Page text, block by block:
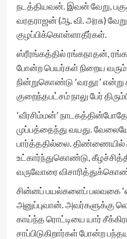
நடத்தியவன். இவன் வேறு,
வரதராஜன் (ஆ. வி. அரசு)
குழப்பிக்கொள்ளாதீர்கள்.
ஸ்ரீரங்கத்தில் ரங்கநாதன்,
போன்ற பெயர்கள் நிறைய
நின்றுகொண்டு ‘வரதூ’ என்று
குறைந்தபட்சம் நாலு பேர்
‘வீரசிம்மன்’
முப்பத்தைந்து வயது.
பார்த்ததில்லை. திண்ணையில்
உட்கார்ந்துகொண்டு,
வருவோரை
சின்னப் பயல்களைப் பலவகை
அனுப்புவான். அவர்களுக்கு
காய்ந்த ரொட்டியை யார்
சாப்பிடுகிறார்கள் போன்ற